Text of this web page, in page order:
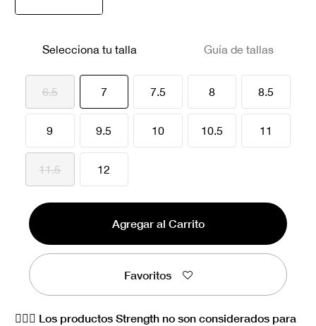
Selecciona tu talla Guía de tallas
6.5 7seleccionado
7.5 8 8.5
9 9.5 10 10.5 11
11.5 12
Agregar al Carrito
Favoritos
🏋🏻‍♀️ Los productos Strength no son considerados para